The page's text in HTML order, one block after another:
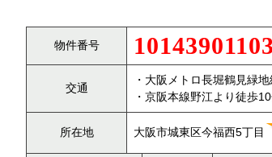
物件番号
交通
・大阪メトロ長堀鶴見緑
・京阪本線野江より徒歩
所在地 大阪市城東区今福西5丁目